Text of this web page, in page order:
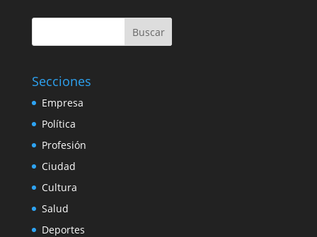
Buscar
Secciones
Empresa
Política
Profesión
Ciudad
Cultura
Salud
Deportes